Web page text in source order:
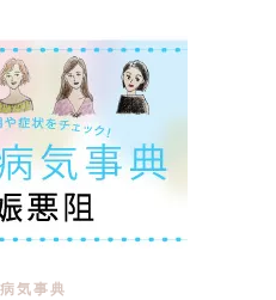
気事典